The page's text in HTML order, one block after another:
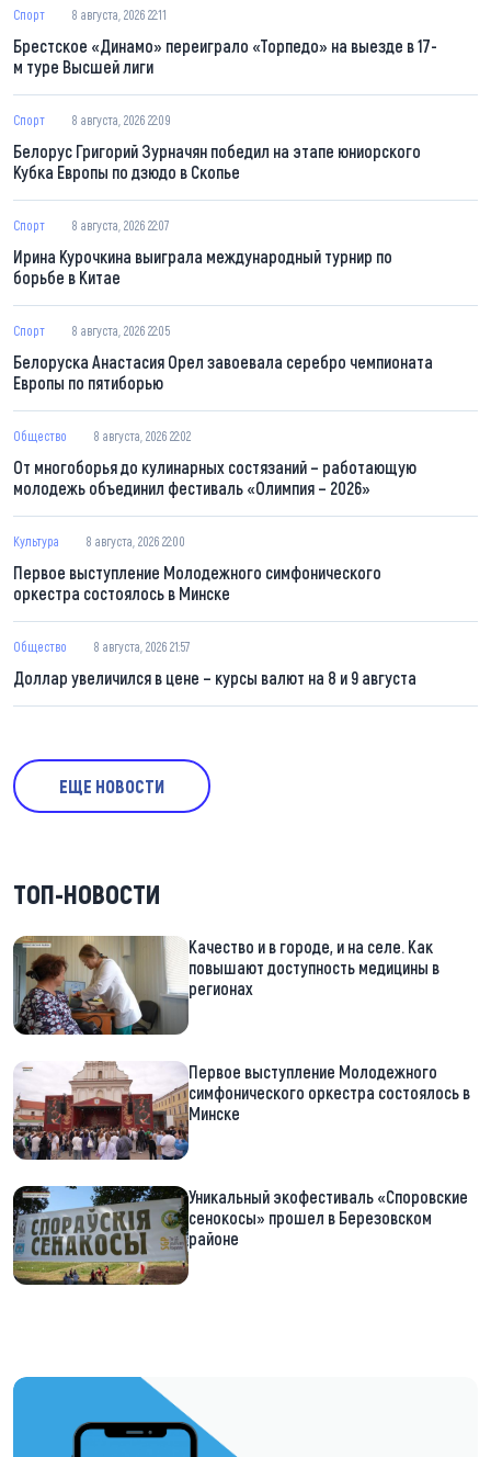
Спорт 8 августа, 2026 22:11
Брестское «Динамо» переиграло «Торпедо» на выезде в 17-
м туре Высшей лиги
Спорт 8 августа, 2026 22:09
Белорус Григорий Зурначян победил на этапе юниорского
Кубка Европы по дзюдо в Скопье
Спорт 8 августа, 2026 22:07
Ирина Курочкина выиграла международный турнир по
борьбе в Китае
Спорт 8 августа, 2026 22:05
Белоруска Анастасия Орел завоевала серебро чемпионата
Европы по пятиборью
Общество 8 августа, 2026 22:02
От многоборья до кулинарных состязаний – работающую
молодежь объединил фестиваль «Олимпия – 2026»
Культура 8 августа, 2026 22:00
Первое выступление Молодежного симфонического
оркестра состоялось в Минске
Общество 8 августа, 2026 21:57
Доллар увеличился в цене – курсы валют на 8 и 9 августа
ЕЩЕ НОВОСТИ
ТОП-НОВОСТИ
Качество и в городе, и на селе. Как
повышают доступность медицины в
регионах
Первое выступление Молодежного
симфонического оркестра состоялось в
Минске
Уникальный экофестиваль «Споровские
сенокосы» прошел в Березовском
районе
https://t.me/minskctvby